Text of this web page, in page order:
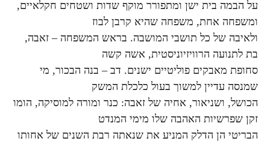
על הבמה בית ישן ומתפורר מוקף שדות ושטחים חקלאיים,
ומשפחה אחת, משפחה שהיא קרבן לבוז
ולאיבה של כל תושבי המושבה. בראש המשפחה – זאבה,
בת לתנועה הרוויזיוניסטית, אשה קשה
סחופת מאבקים פוליטיים ישנים. דב – בנה הבכור, מי
שמנסה עדיין למשוך בעול כלכלת המשק
הכושל, ושניאור, אחיה של זאבה: כנר ומורה למוסיקה, הומו
זקן שפרשיות האהבה שלו מימי המנדט
הבריטי הן הדלק המניע את שנאתה רבת השנים של אחותו